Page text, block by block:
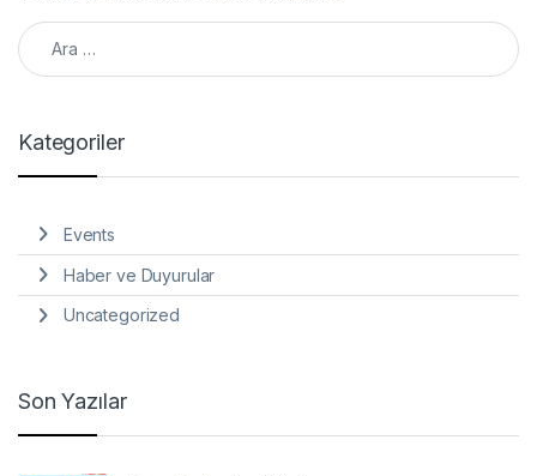
Arama:
Kategoriler
Events
Haber ve Duyurular
Uncategorized
Son Yazılar